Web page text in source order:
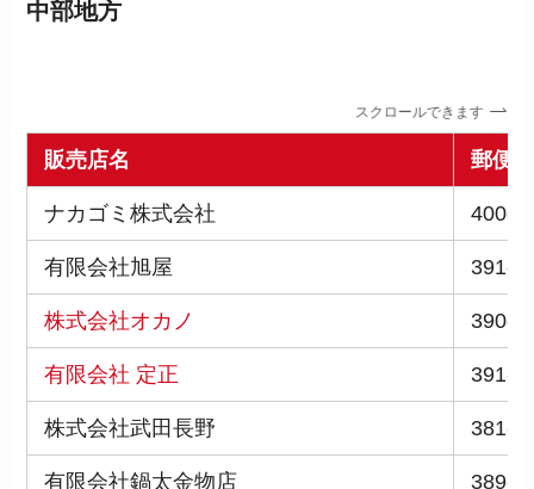
中部地方
スクロールできます
販売店名 郵便
ナカゴミ株式会社 400-
有限会社旭屋 391-
株式会社オカノ 390-
有限会社 定正 391-
株式会社武田長野 381-
有限会社鍋太金物店 389-